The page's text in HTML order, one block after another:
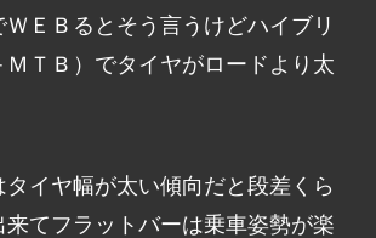
ＥＢるとそう言うけどハイブリ
ＭＴＢ）でタイヤがロードより太
イヤ幅が太い傾向だと段差くら
来てフラットバーは乗車姿勢が楽